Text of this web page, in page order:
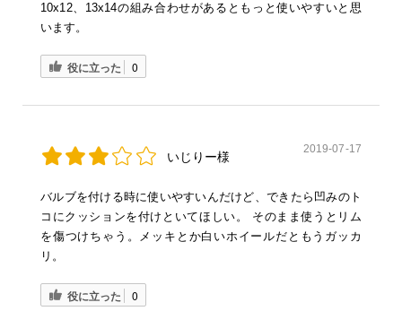
10x12、13x14の組み合わせがあるともっと使いやすいと思
います。
役に立った 0
いじりー様
2019-07-17
バルブを付ける時に使いやすいんだけど、できたら凹みのト
コにクッションを付けといてほしい。 そのまま使うとリム
を傷つけちゃう。メッキとか白いホイールだともうガッカ
リ。
役に立った 0